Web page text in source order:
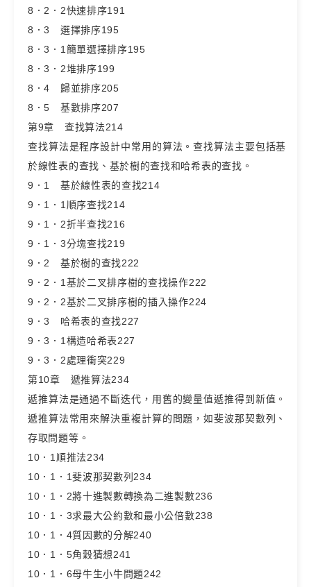
8．2．2快速排序191
8．3 選擇排序195
8．3．1簡單選擇排序195
8．3．2堆排序199
8．4 歸並排序205
8．5 基數排序207
第9章 查找算法214
查找算法是程序設計中常用的算法。查找算法主要包括基
於線性表的查找、基於樹的查找和哈希表的查找。
9．1 基於線性表的查找214
9．1．1順序查找214
9．1．2折半查找216
9．1．3分塊查找219
9．2 基於樹的查找222
9．2．1基於二叉排序樹的查找操作222
9．2．2基於二叉排序樹的插入操作224
9．3 哈希表的查找227
9．3．1構造哈希表227
9．3．2處理衝突229
第10章 遞推算法234
遞推算法是通過不斷迭代，用舊的變量值遞推得到新值。
遞推算法常用來解決重複計算的問題，如斐波那契數列、
存取問題等。
10．1順推法234
10．1．1斐波那契數列234
10．1．2將十進製數轉換為二進製數236
10．1．3求最大公約數和最小公倍數238
10．1．4質因數的分解240
10．1．5角穀猜想241
10．1．6母牛生小牛問題242